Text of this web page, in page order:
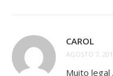
CAROL
AGOSTO 7,
Muito